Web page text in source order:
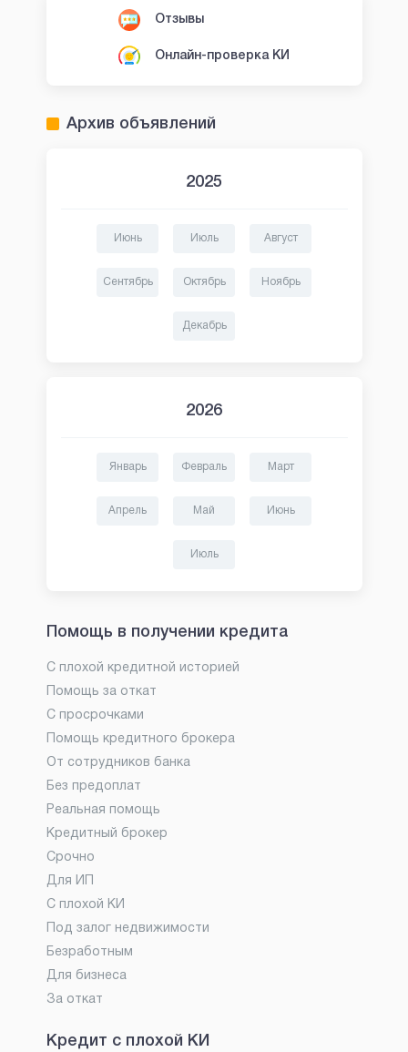
Отзывы
Онлайн-проверка КИ
Архив объявлений
2025
Июнь Июль Август
Сентябрь Октябрь Ноябрь
Декабрь
2026
Январь Февраль Март
Апрель Май Июнь
Июль
Помощь в получении кредита
С плохой кредитной историей
Помощь за откат
С просрочками
Помощь кредитного брокера
От сотрудников банка
Без предоплат
Реальная помощь
Кредитный брокер
Срочно
Для ИП
С плохой КИ
Под залог недвижимости
Безработным
Для бизнеса
За откат
Кредит с плохой КИ